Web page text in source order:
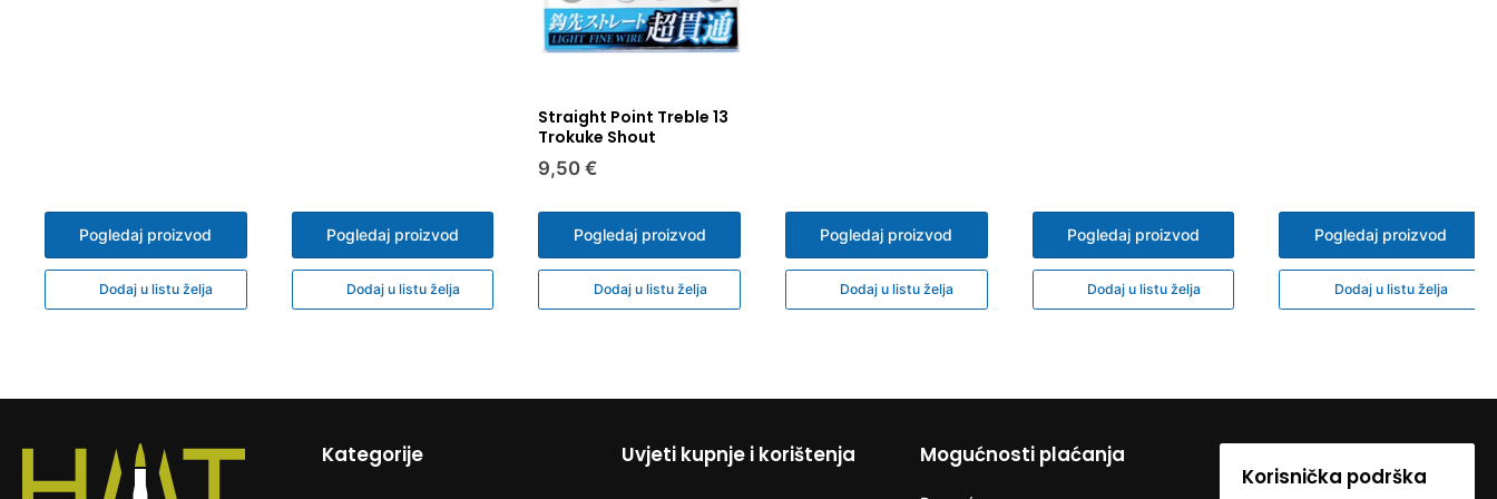
Pogledaj proizvod
Dodaj u listu želja
Pogledaj proizvod
Dodaj u listu želja
Straight Point Treble 13
Trokuke Shout
9,50 €
Pogledaj proizvod
Dodaj u listu želja
Pogledaj proizvod
Dodaj u listu želja
Pogledaj proizvod
Dodaj u listu želja
Pogledaj proizvod
Dodaj u listu želja
Kategorije Uvjeti kupnje i korištenja Mogućnosti plaćanja
Korisnička podrška